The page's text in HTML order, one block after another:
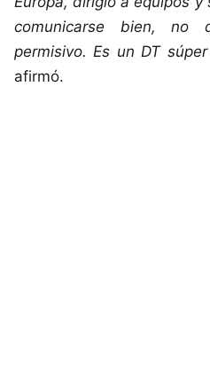
comunicarse bien, no
permisivo. Es un DT
afirmó.